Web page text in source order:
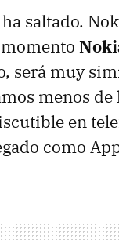
saltado.
será muy
menos
en
como